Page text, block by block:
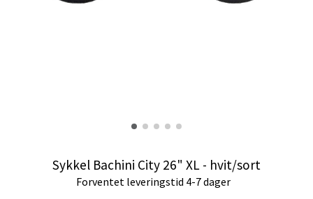
Sykkel Bachini City 26" XL - hvit/sort
Forventet leveringstid 4-7 dager